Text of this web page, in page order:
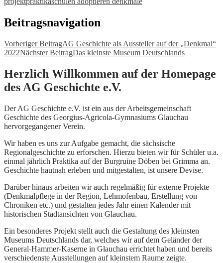
Beitragsnavigation
Vorheriger BeitragAG Geschichte als Aussteller auf der „Denkmal“
2022Nächster BeitragDas kleinste Museum Deutschlands
Herzlich Willkommen auf der Homepage
des AG Geschichte e.V.
Der AG Geschichte e.V. ist ein aus der Arbeitsgemeinschaft
Geschichte des Georgius-Agricola-Gymnasiums Glauchau
hervorgegangener Verein.
Wir haben es uns zur Aufgabe gemacht, die sächsische
Regionalgeschichte zu erforschen. Hierzu bieten wir für Schüler u.a.
einmal jährlich Praktika auf der Burgruine Döben bei Grimma an.
Geschichte hautnah erleben und mitgestalten, ist unsere Devise.
Darüber hinaus arbeiten wir auch regelmäßig für externe Projekte
(Denkmalpflege in der Region, Lehmofenbau, Erstellung von
Chroniken etc.) und gestalten jedes Jahr einen Kalender mit
historischen Stadtansichten von Glauchau.
Ein besonderes Projekt stellt auch die Gestaltung des kleinsten
Museums Deutschlands dar, welches wir auf dem Geländer der
General-Hammer-Kaserne in Glauchau errichtet haben und bereits
verschiedenste Ausstellungen auf kleinstem Raume zeigte.